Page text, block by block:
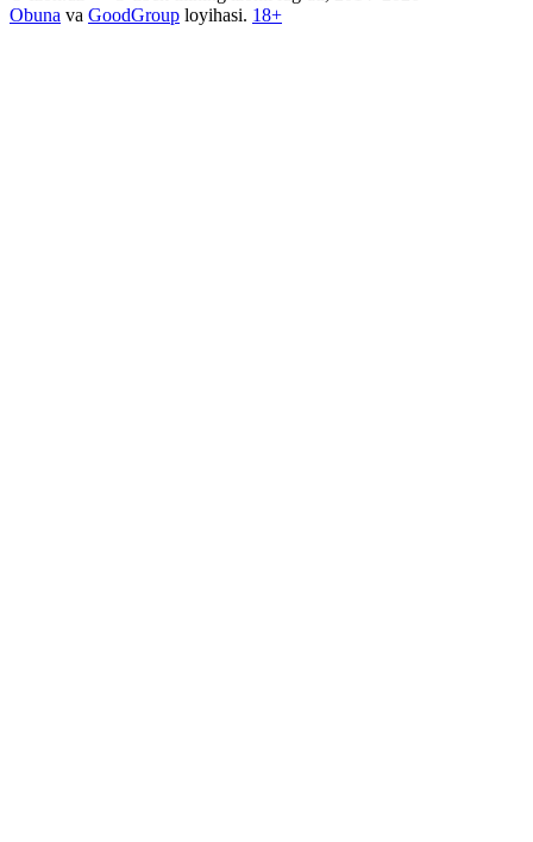
Obuna va GoodGroup loyihasi. 18+